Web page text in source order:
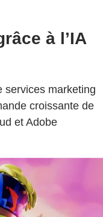
à l’IA
services marketing
croissante de
et Adobe